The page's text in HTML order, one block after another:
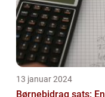
13 januar 2024
Børnebidrag sats: En